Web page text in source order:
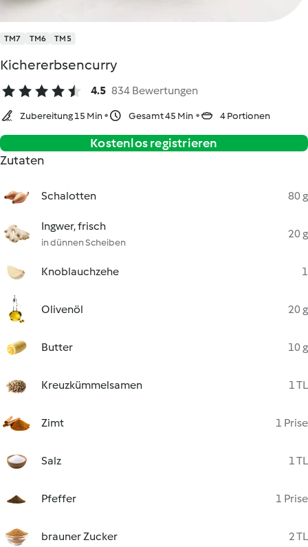
TM7 TM6 TM5
Kichererbsencurry
4.5 834 Bewertungen
Zubereitung 15 Min Gesamt 45 Min 4 Portionen
Kostenlos registrieren
Zutaten
Schalotten 80 g
Ingwer, frisch
in dünnen Scheiben
20 g
Knoblauchzehe 1
Olivenöl 20 g
Butter 10 g
Kreuzkümmelsamen 1 TL
Zimt 1 Prise
Salz 1 TL
Pfeffer 1 Prise
brauner Zucker 2 TL